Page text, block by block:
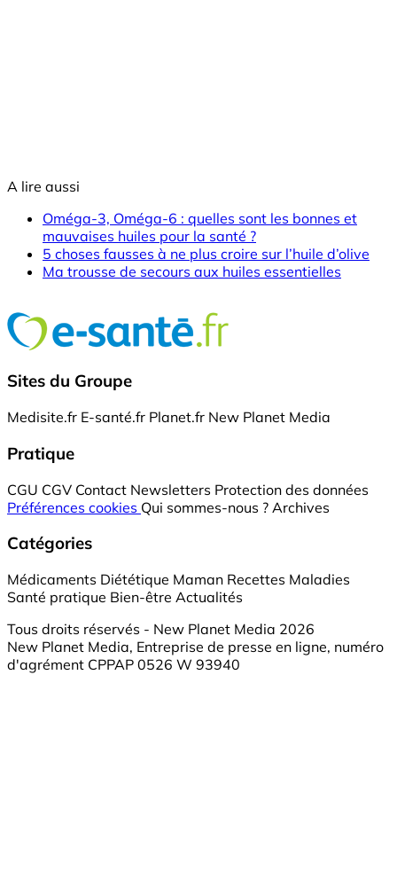
A lire aussi
Oméga-3, Oméga-6 : quelles sont les bonnes et
mauvaises huiles pour la santé ?
5 choses fausses à ne plus croire sur l’huile d’olive
Ma trousse de secours aux huiles essentielles
Sites du Groupe
Medisite.fr E-santé.fr Planet.fr New Planet Media
Pratique
CGU CGV Contact Newsletters Protection des données
Préférences cookies Qui sommes-nous ? Archives
Catégories
Médicaments Diététique Maman Recettes Maladies
Santé pratique Bien-être Actualités
Tous droits réservés - New Planet Media 2026
New Planet Media, Entreprise de presse en ligne, numéro
d'agrément CPPAP 0526 W 93940